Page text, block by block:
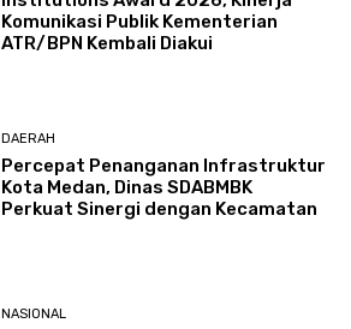
Komunikasi Publik Kementerian
ATR/BPN Kembali Diakui
DAERAH
Percepat Penanganan Infrastruktur
Kota Medan, Dinas SDABMBK
Perkuat Sinergi dengan Kecamatan
NASIONAL